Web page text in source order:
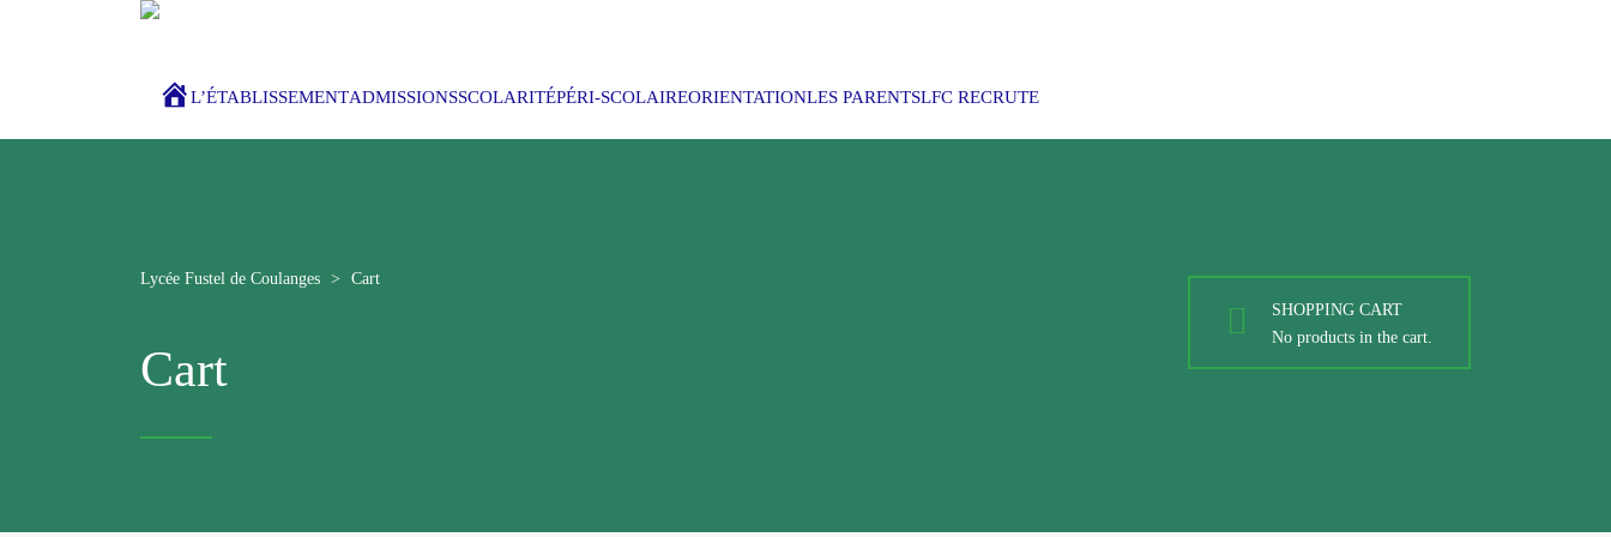
ACCUEIL
L’ÉTABLISSEMENTADMISSIONSSCOLARITÉPÉRI-SCOLAIREORIENTATIONLES PARENTSLFC RECRUTE
Lycée Fustel de Coulanges > Cart
Cart
SHOPPING CART
No products in the cart.